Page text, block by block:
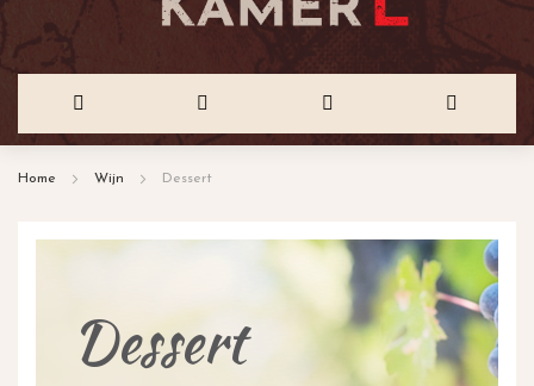
Home Wijn Dessert
Dessert